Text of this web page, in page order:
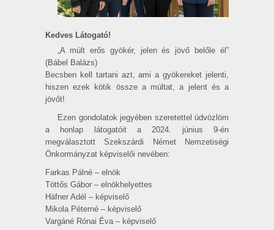
Kedves Látogató!
„A múlt erős gyökér, jelen és jövő belőle él”
(Bábel Balázs)
Becsben kell tartani azt, ami a gyökereket jelenti,
hiszen ezek kötik össze a múltat, a jelent és a
jövőt!
Ezen gondolatok jegyében szeretettel üdvözlöm
a honlap látogatóit a 2024. június 9-én
megválasztott Szekszárdi Német Nemzetiségi
Önkor­mányzat képviselői nevében:
Farkas Pálné – elnök
Töttős Gábor – elnökhelyettes
Häfner Adél – képviselő
Mikola Péterné – képviselő
Vargáné Rónai Éva – képviselő